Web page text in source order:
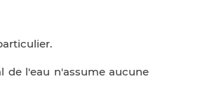
de l'eau n'assume aucune